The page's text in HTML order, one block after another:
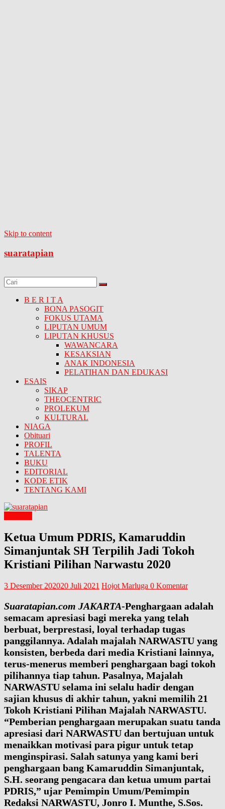
Skip to content
suaratapian
B E R I T A
BONA PASOGIT
FOKUS UTAMA
LIPUTAN UMUM
LIPUTAN KHUSUS
WAWANCARA
KESAKSIAN
ANAK INDONESIA
PELATIHAN DAN EDUKASI
ESAIS
SIKAP
THEOCENTRIC
PROLEKUM
KULTURAL
NIAGA
Obituari
PROFIL
TALENTA
BUKU
EDITORIAL
KODE ETIK
TENTANG KAMI
Ketua Umum PDRIS, Kamaruddin
Simanjuntak SH Terpilih Jadi Tokoh
Kristiani Pilihan Narwastu 2020
3 Desember 202020 Juli 2021 Hojot Marluga 0 Komentar
Suaratapian.com JAKARTA-Penghargaan adalah
semacam apresiasi bagi mereka yang telah
berbuat, berprestasi, loyal terhadap tugas
panggilannya. Adalah majalah NARWASTU yang
konsisten, berbeda dari media Kristiani lainnya,
terus-menerus memberi penghargaan bagi tokoh
pilihannya tiap tahun. Pasalnya, Majalah
NARWASTU selama ini selalu hadir dengan
sajian khusus di akhir tahun, yakni memilih 21
Tokoh Kristiani Pilihan Majalah NARWASTU.
“Pemberian penghargaan merupakan suatu tanda
apresiasi dari NARWASTU dan bertujuan untuk
menaikkan motivasi para pigur untuk tetap
menginspirasi. Salah satunya yang kami beri
penghargaan bang Kamaruddin Simanjuntak,
S.H. seorang pengacara dan ketua umum partai
PDRIS,” ujar Pemimpin Umum/Pemimpin
Redaksi NARWASTU, Jonro I. Munthe, S.Sos.